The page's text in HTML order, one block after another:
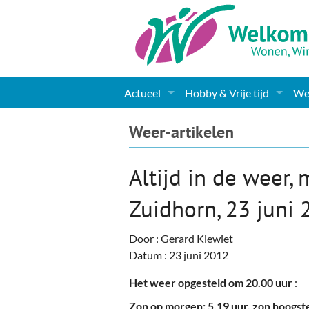
Actueel
Nieuws
Gemeente informatie
Dorpen
Woningaanbod
Columns & Redactioneel
Hobby & Vrije tijd
Sport
Kunst
Muziek
Podia & Dorpshuizen
Weer-artikelen
Altijd in de weer,
Zuidhorn, 23 juni
Door : Gerard Kiewiet
Datum : 23 juni 2012
Het weer opgesteld om 20.00 uur :
Zon op morgen: 5.19 uur, zon